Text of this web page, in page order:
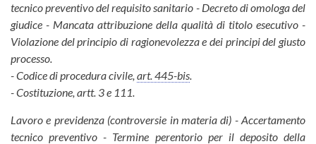
tecnico preventivo del requisito sanitario - Decreto di omologa del
giudice - Mancata attribuzione della qualità di titolo esecutivo -
Violazione del principio di ragionevolezza e dei principi del giusto
processo.
- Codice di procedura civile, art. 445-bis.
- Costituzione, artt. 3 e 111.
Lavoro e previdenza (controversie in materia di) - Accertamento
tecnico preventivo - Termine perentorio per il deposito della